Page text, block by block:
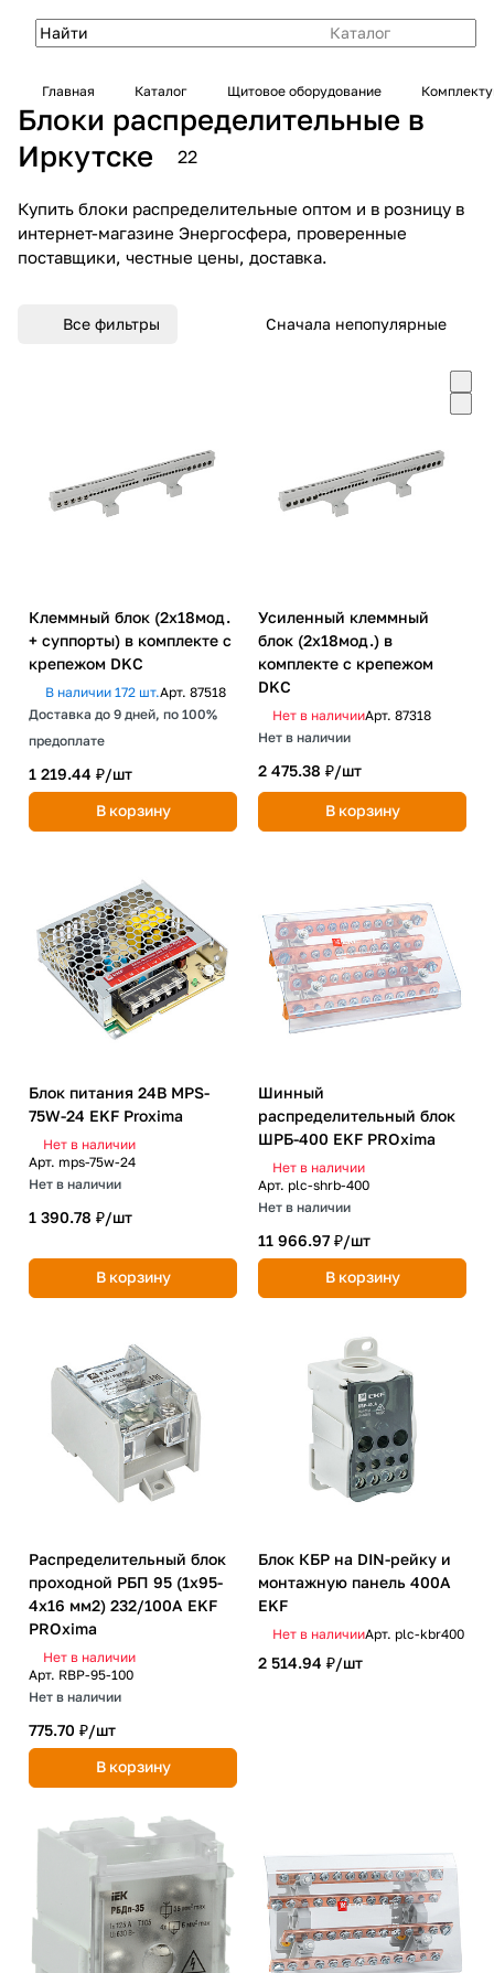
Каталог
Главная Каталог Щитовое оборудование
Блоки распределительные в
Иркутске
22
Купить блоки распределительные оптом и в розницу в
интернет-магазине Энергосфера, проверенные
поставщики, честные цены, доставка.
Все фильтры Сначала непопулярные
Клеммный блок (2х18мод.
+ суппорты) в комплекте с
крепежом DKC
В наличии 172 шт.Арт. 87518
Доставка до 9 дней, по 100%
предоплате
1 219.44 ₽/шт
В корзину
Усиленный клеммный
блок (2х18мод.) в
комплекте с крепежом
DKC
Нет в наличииАрт. 87318
Нет в наличии
2 475.38 ₽/шт
В корзину
Блок питания 24В MPS-
75W-24 EKF Proxima
Нет в наличии
Арт. mps-75w-24
Нет в наличии
1 390.78 ₽/шт
В корзину
Шинный
распределительный блок
ШРБ-400 EKF PROxima
Нет в наличии
Арт. plc-shrb-400
Нет в наличии
11 966.97 ₽/шт
В корзину
Распределительный блок
проходной РБП 95 (1х95-
4х16 мм2) 232/100А EKF
PROxima
Нет в наличии
Арт. RBP-95-100
Нет в наличии
775.70 ₽/шт
В корзину
Блок КБР на DIN-рейку и
монтажную панель 400A
EKF
Нет в наличииАрт. plc-kbr400
2 514.94 ₽/шт